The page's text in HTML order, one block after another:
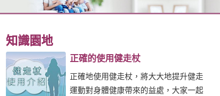
知識園地
正確的使用健走杖
正確地使用健走杖，將大大地提升健走
運動對身體健康帶來的益處，大家一起